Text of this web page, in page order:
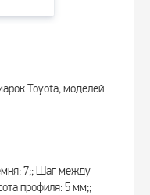
Toyota; моделей
7;; Шаг между
профиля: 5 мм;;